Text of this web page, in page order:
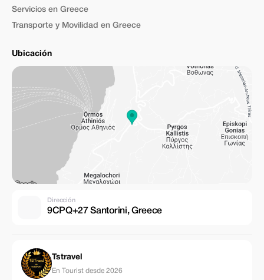
Servicios en Greece
Transporte y Movilidad en Greece
Ubicación
Dirección
9CPQ+27 Santorini, Greece
Tstravel
En Tourist desde 2026